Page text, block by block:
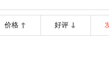
价格 好评